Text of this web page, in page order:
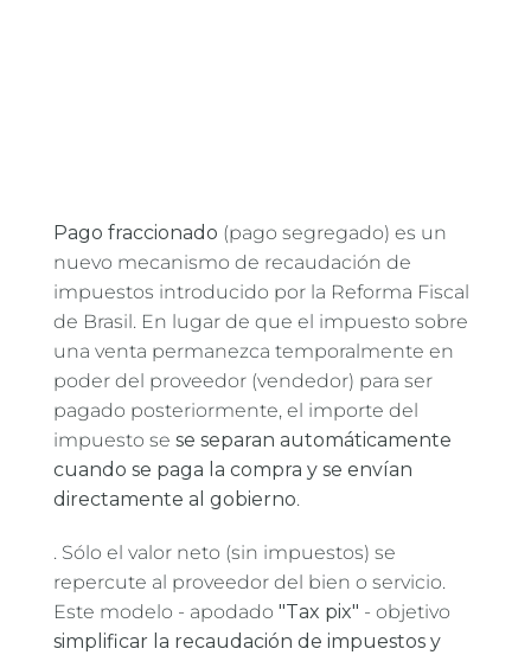
Pago fraccionado (pago segregado) es un
nuevo mecanismo de recaudación de
impuestos introducido por la Reforma Fiscal
de Brasil. En lugar de que el impuesto sobre
una venta permanezca temporalmente en
poder del proveedor (vendedor) para ser
pagado posteriormente, el importe del
impuesto se se separan automáticamente
cuando se paga la compra y se envían
directamente al gobierno.
. Sólo el valor neto (sin impuestos) se
repercute al proveedor del bien o servicio.
Este modelo - apodado "Tax pix" - objetivo
simplificar la recaudación de impuestos y